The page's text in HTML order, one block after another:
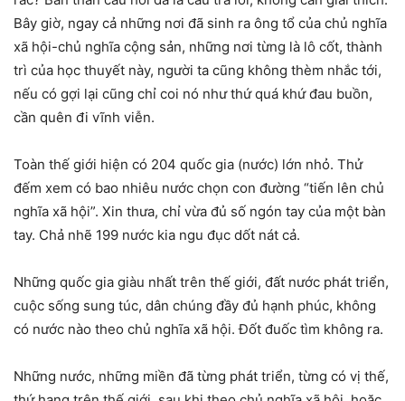
Bây giờ, ngay cả những nơi đã sinh ra ông tổ của chủ nghĩa
xã hội-chủ nghĩa cộng sản, những nơi từng là lô cốt, thành
trì của học thuyết này, người ta cũng không thèm nhắc tới,
nếu có gợi lại cũng chỉ coi nó như thứ quá khứ đau buồn,
cần quên đi vĩnh viễn.
Toàn thế giới hiện có 204 quốc gia (nước) lớn nhỏ. Thử
đếm xem có bao nhiêu nước chọn con đường “tiến lên chủ
nghĩa xã hội”. Xin thưa, chỉ vừa đủ số ngón tay của một bàn
tay. Chả nhẽ 199 nước kia ngu đục dốt nát cả.
Những quốc gia giàu nhất trên thế giới, đất nước phát triển,
cuộc sống sung túc, dân chúng đầy đủ hạnh phúc, không
có nước nào theo chủ nghĩa xã hội. Đốt đuốc tìm không ra.
Những nước, những miền đã từng phát triển, từng có vị thế,